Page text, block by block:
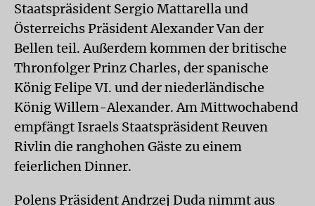
Staatspräsident Sergio Mattarella und
Österreichs Präsident Alexander Van der
Bellen teil. Außerdem kommen der britische
Thronfolger Prinz Charles, der spanische
König Felipe VI. und der niederländische
König Willem-Alexander. Am Mittwochabend
empfängt Israels Staatspräsident Reuven
Rivlin die ranghohen Gäste zu einem
feierlichen Dinner.
Polens Präsident Andrzej Duda nimmt aus